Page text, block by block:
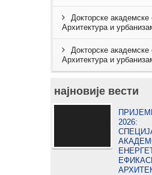
Докторске академске
Архитектура и
Докторске академске
Архитектура и
најновије вести
2026: